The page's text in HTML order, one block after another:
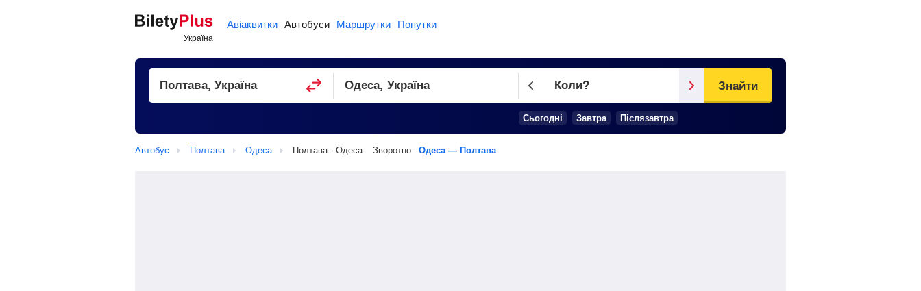
Авіаквитки Автобуси Маршрутки Попутки
Коли?
Cьогодні Завтра Післязавтра
Знайти
Автобус Полтава Одеса Полтава - Одеса Зворотно: Одеса — Полтава